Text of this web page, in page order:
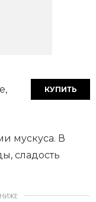
КУПИТЬ
мускуса. В
сладость